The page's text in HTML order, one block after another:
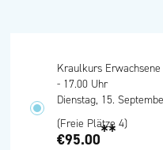
Kraulkurs
- 17.00 Uhr
Dienstag, 15.
(Freie Plätze 4)
€95.00**